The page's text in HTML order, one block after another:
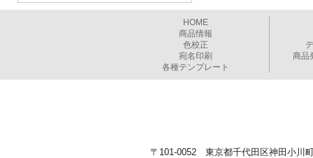
HOME
商品情報
色校正
宛名印刷
各種テンプレート
商品
〒101-0052 東京都千代田区神田小川